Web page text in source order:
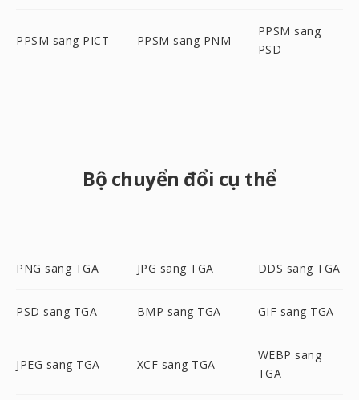
PPSM sang PICT PPSM sang PNM
PPSM sang
PSD
Bộ chuyển đổi cụ thể
PNG sang TGA JPG sang TGA DDS sang TGA
PSD sang TGA BMP sang TGA GIF sang TGA
JPEG sang TGA XCF sang TGA
WEBP sang
TGA